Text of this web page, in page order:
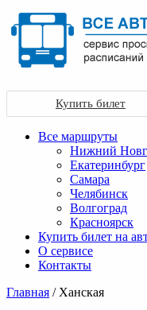
Купить билет
Все маршруты
Нижний
Екатеринбург
Самара
Челябинск
Волгоград
Красноярск
Купить билет на
О сервисе
Контакты
Главная / Ханская